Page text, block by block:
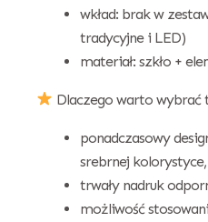
wkład: brak w
tradycyjne i LED)
materiał: szkło +
Dlaczego warto wybrać
ponadczasowy
srebrnej kolorystyce,
trwały nadruk
możliwość